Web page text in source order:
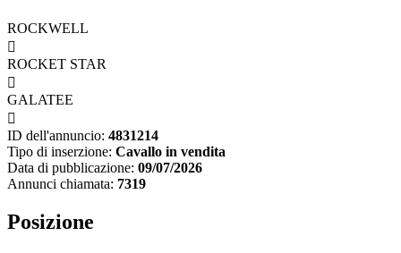
ROCKWELL

ROCKET STAR

GALATEE

ID dell'annuncio: 4831214
Tipo di inserzione: Cavallo in vendita
Data di pubblicazione: 09/07/2026
Annunci chiamata: 7319
Posizione